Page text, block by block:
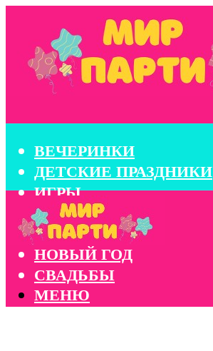
ВЕЧЕРИНКИ
ДЕТСКИЕ ПРАЗДНИКИ
ИГРЫ
КОНКУРСЫ
КОРПОРАТИВЫ
НОВЫЙ ГОД
СВАДЬБЫ
МЕНЮ